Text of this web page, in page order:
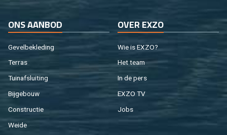
ONS AAN­BOD
Ge­vel­be­kle­ding
Ter­ras
Tuin­af­slui­ting
Bij­ge­bouw
Con­struc­tie
Weide
OVER EXZO
Wie is EXZO?
Het team
In de pers
EXZO TV
Jobs